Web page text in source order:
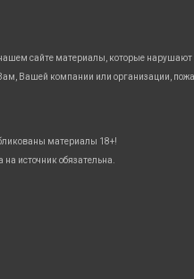
сайте материалы, которые нарушают
Вашей компании или организации,
материалы 18+!
источник обязательна.